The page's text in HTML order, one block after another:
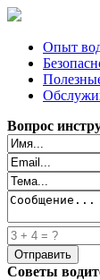
Опыт
Вопрос
Советы